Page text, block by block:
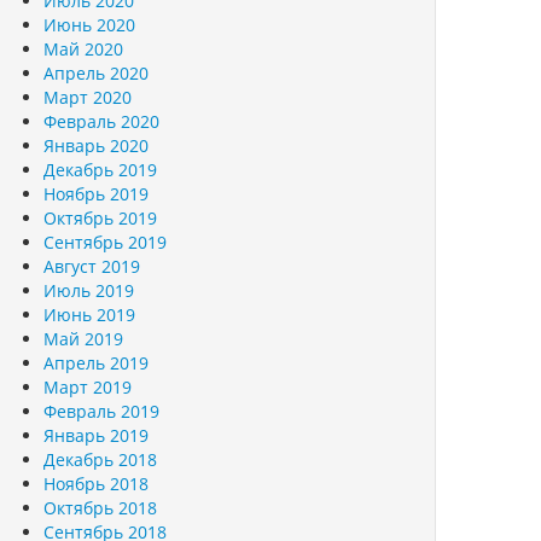
Июнь 2020
Май 2020
Апрель 2020
Март 2020
Февраль 2020
Январь 2020
Декабрь 2019
Ноябрь 2019
Октябрь 2019
Сентябрь 2019
Август 2019
Июль 2019
Июнь 2019
Май 2019
Апрель 2019
Март 2019
Февраль 2019
Январь 2019
Декабрь 2018
Ноябрь 2018
Октябрь 2018
Сентябрь 2018